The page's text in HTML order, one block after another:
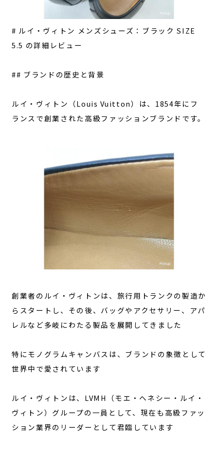
# ルイ・ヴィトン メンズシューズ：ブラック SIZE
5.5 の詳細レビュー
## ブランドの歴史と背景
ルイ・ヴィトン（Louis Vuitton）は、1854年にフ
ランスで創業された高級ファッションブランドです。
創業者のルイ・ヴィトンは、旅行用トランクの製造か
らスタートし、その後、バッグやアクセサリー、アパ
レルなど多岐にわたる製品を展開してきました
特にモノグラムキャンバスは、ブランドの象徴として
世界中で愛されています
ルイ・ヴィトンは、LVMH（モエ・ヘネシー・ルイ・
ヴィトン）グループの一員として、現在も高級ファッ
ション業界のリーダーとして君臨しています